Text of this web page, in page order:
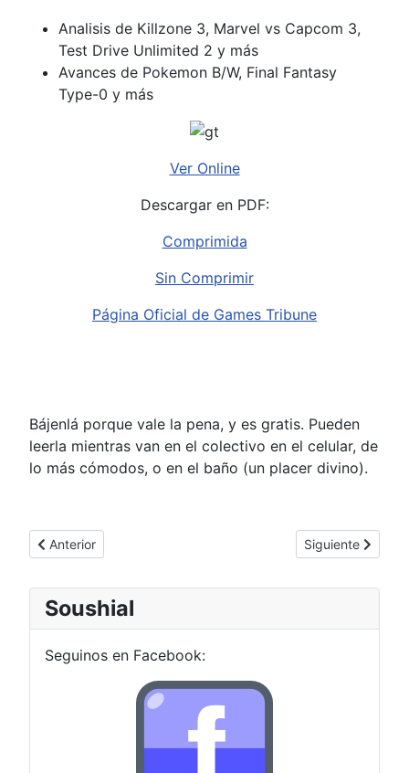
Analisis de Killzone 3, Marvel vs Capcom 3,
Test Drive Unlimited 2 y más
Avances de Pokemon B/W, Final Fantasy
Type-0 y más
Ver Online
Descargar en PDF:
Comprimida
Sin Comprimir
Página Oficial de Games Tribune
Bájenlá porque vale la pena, y es gratis. Pueden
leerla mientras van en el colectivo en el celular, de
lo más cómodos, o en el baño (un placer divino).
Artículo anterior: Dos nuevos proyectos de la casa
Anterior Artículo
Siguiente
Soushial
Seguinos en Facebook: